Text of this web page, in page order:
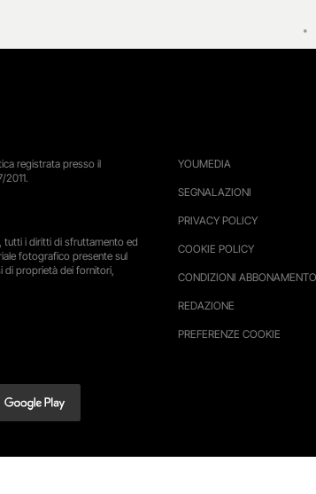
YOUMEDIA
SEGNALAZIONI
PRIVACY POLICY
COOKIE POLICY
CONDIZIONI ABBONAMENTO
REDAZIONE
PREFERENZE COOKIE
registrata presso il
2011.
tutti i diritti di sfruttamento ed
fotografico presente sul
di proprietà dei fornitori,